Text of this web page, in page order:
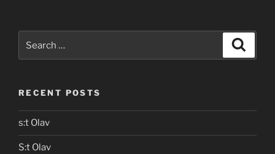
for:
RECENT POSTS
s:t Olav
S:t Olav